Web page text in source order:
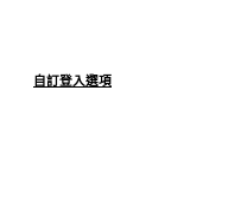
自訂登入選項